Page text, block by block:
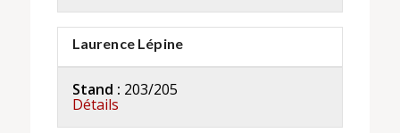
Laurence Lépine
Stand : 203/205
Détails